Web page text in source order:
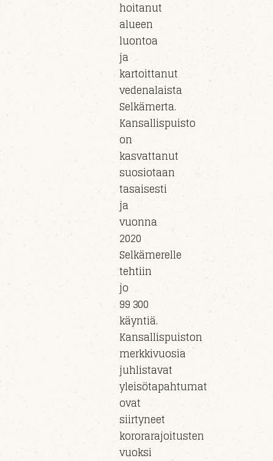
hoitanut
alueen
luontoa
ja
kartoittanut
vedenalaista
Selkämerta.
Kansallispuisto
on
kasvattanut
suosiotaan
tasaisesti
ja
vuonna
2020
Selkämerelle
tehtiin
jo
99 300
käyntiä.
Kansallispuiston
merkkivuosia
juhlistavat
yleisötapahtumat
ovat
siirtyneet
kororarajoitusten
vuoksi